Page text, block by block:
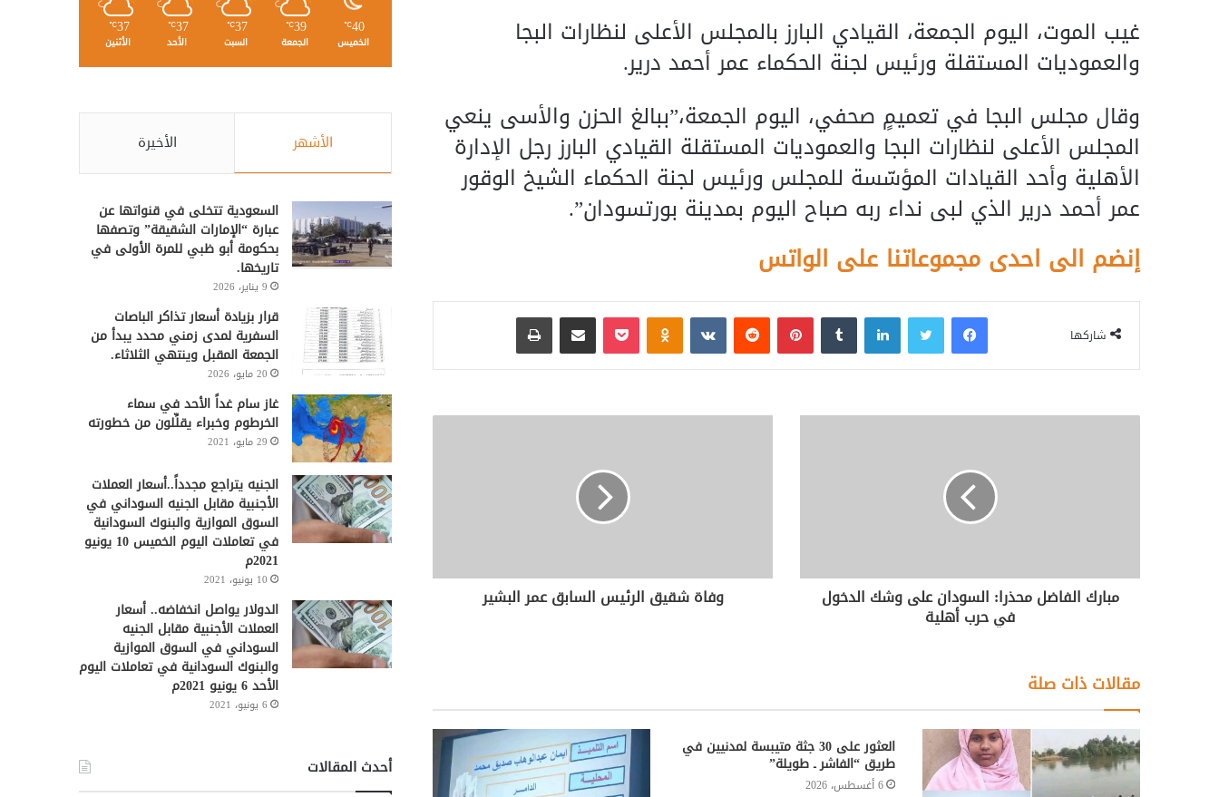
غيب الموت، اليوم الجمعة، القيادي البارز بالمجلس الأعلى لنظارات البجا
والعموديات المستقلة ورئيس لجنة الحكماء عمر أحمد درير.
وقال مجلس البجا في تعميمٍ صحفي، اليوم الجمعة،”ببالغ الحزن والأسى ينعي
المجلس الأعلى لنظارات البجا والعموديات المستقلة القيادي البارز رجل الإدارة
الأهلية وأحد القيادات المؤسّسة للمجلس ورئيس لجنة الحكماء الشيخ الوقور
عمر أحمد درير الذي لبى نداء ربه صباح اليوم بمدينة بورتسودان”.
إنضم الى احدى مجموعاتنا على الواتس
شاركها
فيسبوك لينكدإن بينتيريست بوكيت
مبارك الفاضل محذرا: السودان على وشك الدخول
في حرب أهلية
وفاة شقيق الرئيس السابق عمر البشير
مقالات ذات صلة
العثور على 30 جثة متيبسة لمدنيين في
طريق “الفاشر ـ طويلة”
6 أغسطس، 2026
40
℃
الخميس
39
℃
الجمعة
37
℃
السبت
37
℃
الأحد
37
℃
الأثنين
الأشهر الأخيرة
السعودية تتخلى في قنواتها عن
عبارة “الإمارات الشقيقة” وتصفها
بحكومة أبو ظبي للمرة الأولى في
تاريخها.
9 يناير، 2026
قرار بزيادة أسعار تذاكر الباصات
السفرية لمدى زمني محدد يبدأ من
الجمعة المقبل وينتهي الثلاثاء.
20 مايو، 2026
غاز سام غداً الأحد في سماء
الخرطوم وخبراء يقلِّلون من خطورته
29 مايو، 2021
الجنيه يتراجع مجدداً..أسعار العملات
الأجنبية مقابل الجنيه السوداني في
السوق الموازية والبنوك السودانية
في تعاملات اليوم الخميس 10 يونيو
2021م
10 يونيو، 2021
الدولار يواصل انخفاضه.. أسعار
العملات الأجنبية مقابل الجنيه
السوداني في السوق الموازية
والبنوك السودانية في تعاملات اليوم
الأحد 6 يونيو 2021م
6 يونيو، 2021
أحدث المقالات